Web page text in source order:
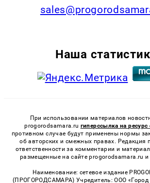
Наша
При использовании материалов
progorodsamara.ru гиперссылка на ресурс
противном случае будут применены нормы
об авторских и смежных правах. Редакция
ответственности за комментарии и
размещенные на сайте progorodsamara.ru и
Наименование: сетевое издание
(ПРОГОРОДСАМАРА) Учредитель: ООО «Город